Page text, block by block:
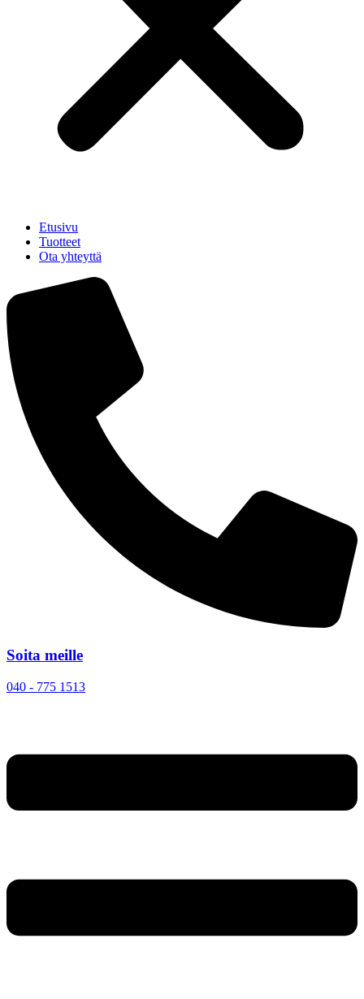
Etusivu
Tuotteet
Ota yhteyttä
Soita meille
040 - 775 1513